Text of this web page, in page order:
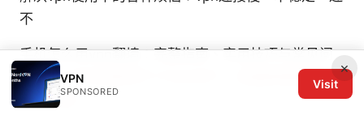
不
手机怎么用vpn翻墙：完整指南、实用技巧与常见问
题挂了VPN还是用不了ChatGPT：全面排错指南与
解决方案
×
VPN
SPONSORED
Visit